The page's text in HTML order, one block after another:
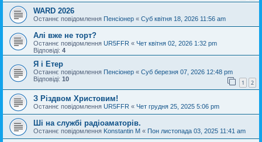
WARD 2026
Останнє повідомлення Пенсіонер « Суб квітня 18, 2026 11:56 am
Алі вже не торт?
Останнє повідомлення UR5FFR « Чет квітня 02, 2026 1:32 pm
Відповіді: 4
Я і Етер
Останнє повідомлення Пенсіонер « Суб березня 07, 2026 12:48 pm
Відповіді: 10 1 2
З Різдвом Христовим!
Останнє повідомлення UR5FFR « Чет грудня 25, 2025 5:06 pm
Ші на службі радіоаматорів.
Останнє повідомлення Konstantin M « Пон листопада 03, 2025 11:41 am